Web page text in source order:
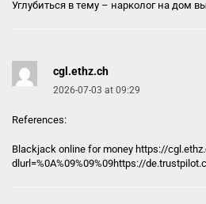
Углубиться в тему – нарколог на дом
cgl.ethz.ch
2026-07-03 at 09:29
References:
Blackjack online for money https://
dlurl=%0A%09%09%09https://